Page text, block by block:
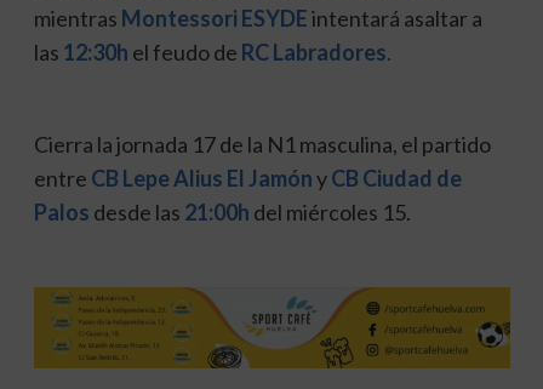
mientras Montessori ESYDEintentará asaltar a
las 12:30h el feudo de RC Labradores.
Cierra la jornada 17 de la N1 masculina, el partido
entre CB Lepe Alius El JamónyCB Ciudad de
Palos desde las 21:00h del miércoles 15.